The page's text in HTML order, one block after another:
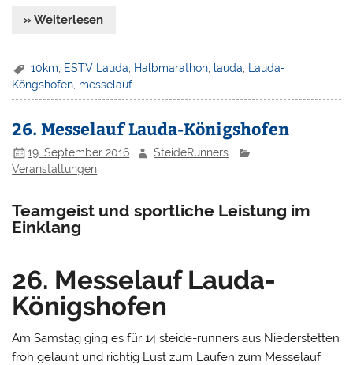
» Weiterlesen
10km ESTV Lauda Halbmarathon lauda
Lauda-
Köngshofen, messelauf
26. Messelauf Lauda-Königshofen
19. September 2016
SteideRunners
Veranstaltungen
Teamgeist und sportliche Leistung im
Einklang
26. Messelauf Lauda-
Königshofen
Am Samstag ging es für 14 steide-runners aus Niederstetten
froh gelaunt und richtig Lust zum Laufen zum Messelauf